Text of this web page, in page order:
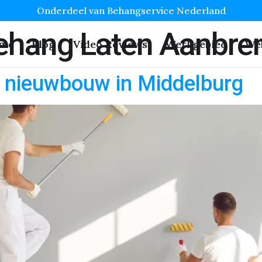
Onderdeel van Behangservice Nederland
Blog Video Reviews Werkgebied
Laten
in Middelburg